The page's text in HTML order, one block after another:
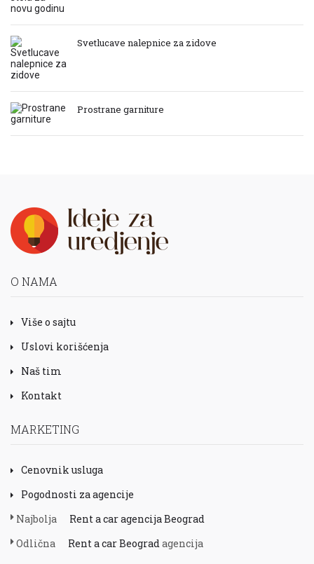
Svetlucave nalepnice za zidove
Prostrane garniture
O NAMA
Više o sajtu
Uslovi korišćenja
Naš tim
Kontakt
MARKETING
Cenovnik usluga
Pogodnosti za agencije
Najbolja
Rent a car agencija Beograd
Odlična
Rent a car Beogradagencija